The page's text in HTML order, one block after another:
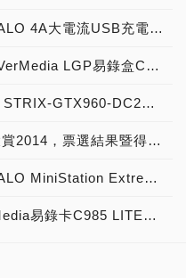
【PCDIY!玩家團購】「BUFFALO 4A大電流USB充電座 - iBUFFALO BSMPA09」USB充電器【已結束】
【PCDIY!玩家團購】「圓剛AVerMedia LGP易錄盒C875 USF4特別版」外接式遊戲直播視訊盒【已結束】
【PCDIY!玩家團購】「ASUS STRIX-GTX960-DC2OC-2GD5」顯示卡【已結束】
PCDIY!第十屆玩家票選品牌大賞2014，票選結果暨得獎公布！
【PCDIY!玩家團購】「BUFFALO MiniStation Extreme HD-PZFU3 2TB」外接硬碟【已結束】
【PCDIY!玩家團購】「AVerMedia易錄卡C985 LITE」遊戲直播擷取卡【已結束】